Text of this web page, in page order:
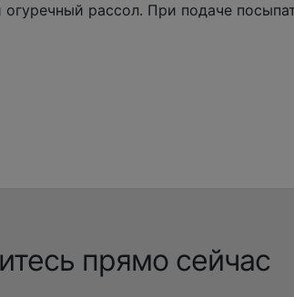
рассол. При подаче
прямо сейчас